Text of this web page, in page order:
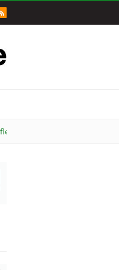
al oricărei tranzacții M&A